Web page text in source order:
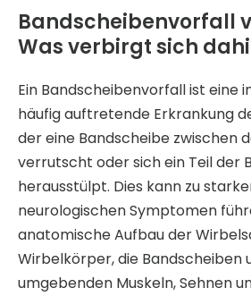
Bandscheibenvorfall
Was verbirgt sich
Ein Bandscheibenvorfall ist eine
häufig auftretende Erkrankung
der eine Bandscheibe zwischen
verrutscht oder sich ein Teil der
herausstülpt. Dies kann zu
neurologischen Symptomen
anatomische Aufbau der
Wirbelkörper, die Bandscheiben
umgebenden Muskeln, Sehnen